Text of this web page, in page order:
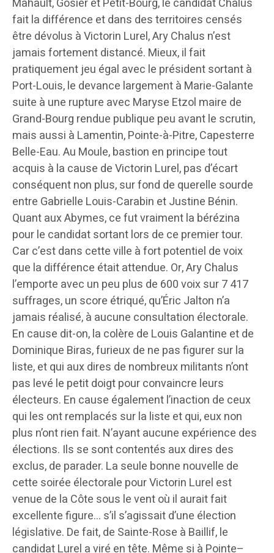
Mahault, Gosier et Petit-Bourg, le candidat Chalus
fait la différence et dans des territoires censés
être dévolus à Victorin Lurel, Ary Chalus n’est
jamais fortement distancé. Mieux, il fait
pratiquement jeu égal avec le président sortant à
Port-Louis, le devance largement à Marie-Galante
suite à une rupture avec Maryse Etzol maire de
Grand-Bourg rendue publique peu avant le scrutin,
mais aussi à Lamentin, Pointe-à-Pitre, Capesterre
Belle-Eau. Au Moule, bastion en principe tout
acquis à la cause de Victorin Lurel, pas d’écart
conséquent non plus, sur fond de querelle sourde
entre Gabrielle Louis-Carabin et Justine Bénin.
Quant aux Abymes, ce fut vraiment la bérézina
pour le candidat sortant lors de ce premier tour.
Car c’est dans cette ville à fort potentiel de voix
que la différence était attendue. Or, Ary Chalus
l’emporte avec un peu plus de 600 voix sur 7 417
suffrages, un score étriqué, qu’Éric Jalton n’a
jamais réalisé, à aucune consultation électorale.
En cause dit-on, la colère de Louis Galantine et de
Dominique Biras, furieux de ne pas figurer sur la
liste, et qui aux dires de nombreux militants n’ont
pas levé le petit doigt pour convaincre leurs
électeurs. En cause également l’inaction de ceux
qui les ont remplacés sur la liste et qui, eux non
plus n’ont rien fait. N’ayant aucune expérience des
élections. Ils se sont contentés aux dires des
exclus, de parader. La seule bonne nouvelle de
cette soirée électorale pour Victorin Lurel est
venue de la Côte sous le vent où il aurait fait
excellente figure… s’il s’agissait d’une élection
législative. De fait, de Sainte-Rose à Baillif, le
candidat Lurel a viré en tête. Même si à Pointe–